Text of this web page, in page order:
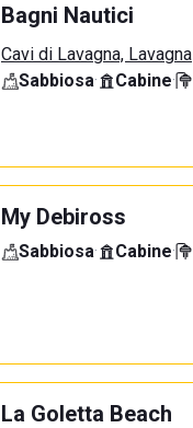
Bagni Nautici
Cavi di Lavagna, Lavagna
Sabbiosa· Cabine·
My Debiross
Sabbiosa· Cabine·
La Goletta Beach